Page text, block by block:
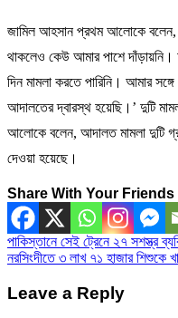
জামিল আহসান প্রথম আলোকে বলেন,
থাকলেও কেউ আমার পাশে
দিন মামলা করতে পারিনি। আমার
আদালতের দ্বারস্থ হয়েছি।’ দুটি
আলোকে বলেন, আদালত মামলা দুটি
দেওয়া হয়েছে।
Share With Your Friends
Post
navigation
পাকিস্তানে সেই ট্রেনে ২৭ সশস্ত্র
নরসিংদীতে ৩ লাখ ৭১ হাজার শিশুকে
Leave a Reply